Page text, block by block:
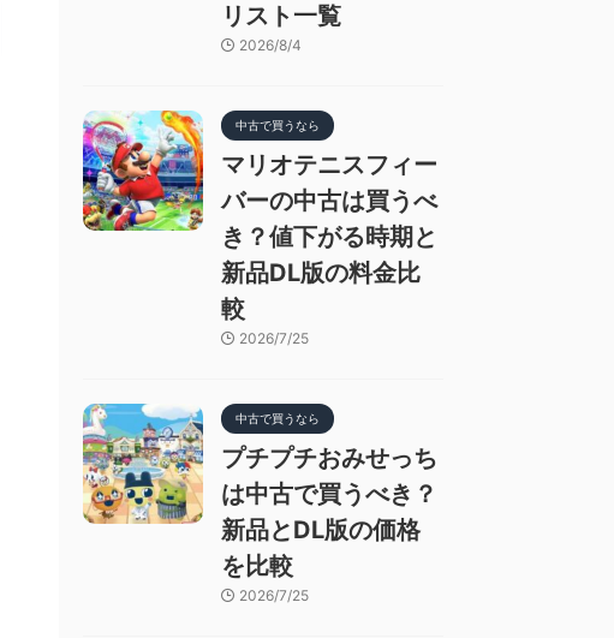
リスト一覧
2026/8/4
中古で買うなら
マリオテニスフィー
バーの中古は買うべ
き？値下がる時期と
新品DL版の料金比
較
2026/7/25
中古で買うなら
プチプチおみせっち
は中古で買うべき？
新品とDL版の価格
を比較
2026/7/25